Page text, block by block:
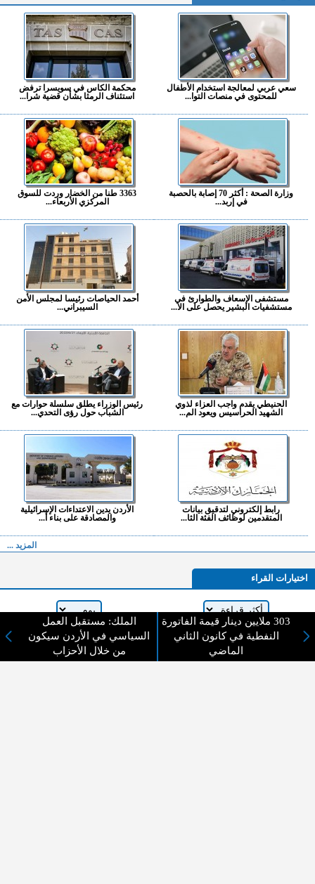
سعي عربي لمعالجة استخدام الأطفال
للمحتوى في منصات التوا...
محكمة الكاس في سويسرا ترفض
استئناف الرمثا بشأن قضية شرا...
وزارة الصحة : أكثر 70 إصابة بالحصبة
في إربد...
3363 طنا من الخضار وردت للسوق
المركزي الأربعاء...
مستشفى الإسعاف والطوارئ في
مستشفيات البشير يحصل على الا...
أحمد الحياصات رئيسا لمجلس الأمن
السيبراني...
الحنيطي يقدم واجب العزاء لذوي
الشهيد الحراسيس ويعود الم...
رئيس الوزراء يطلق سلسلة حوارات مع
الشباب حول رؤى التحدي...
رابط إلكتروني لتدقيق بيانات
المتقدمين لوظائف الفئة الثا...
الأردن يدين الاعتداءات الإسرائيلية
والمصادقة على بناء أ...
المزيد ...
اختيارات القراء
لا يوجد مقالات
303 ملايين دينار قيمة الفاتورة
النفطية في كانون الثاني
الماضي
الملك: مستقبل العمل
السياسي في الأردن سيكون
من خلال الأحزاب